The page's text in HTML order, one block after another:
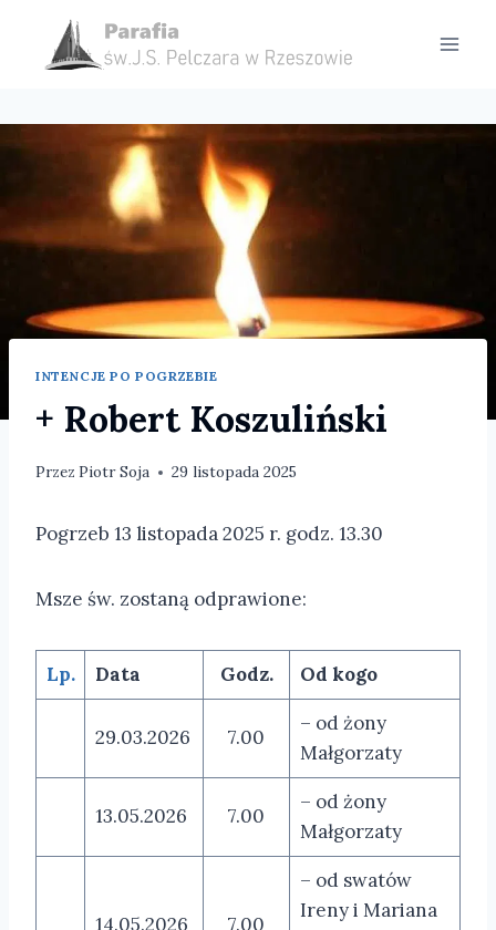
treści
INTENCJE PO POGRZEBIE
+ Robert Koszuliński
Przez Piotr Soja 29 listopada 2025
Pogrzeb 13 listopada 2025 r. godz. 13.30
Msze św. zostaną odprawione:
Lp. Data Godz. Od kogo
29.03.2026 7.00
– od żony
Małgorzaty
13.05.2026 7.00
– od żony
Małgorzaty
14.05.2026 7.00
– od swatów
Ireny i Mariana